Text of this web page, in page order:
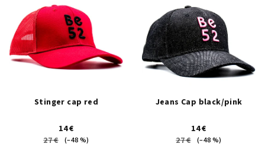
e
r
e
d
Stinger cap red
14 €
27 € (–48 %)
Jeans Cap black/pink
14 €
27 € (–48 %)